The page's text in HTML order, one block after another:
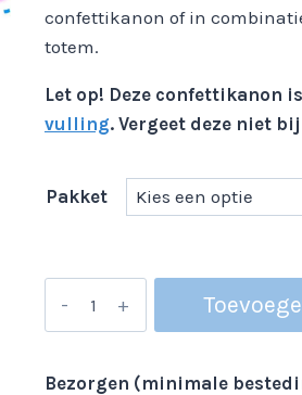
confettikanon of in
totem.
Let op! Deze confettikanon
vulling. Vergeet deze niet
Pakket
Bezorgen (minimale